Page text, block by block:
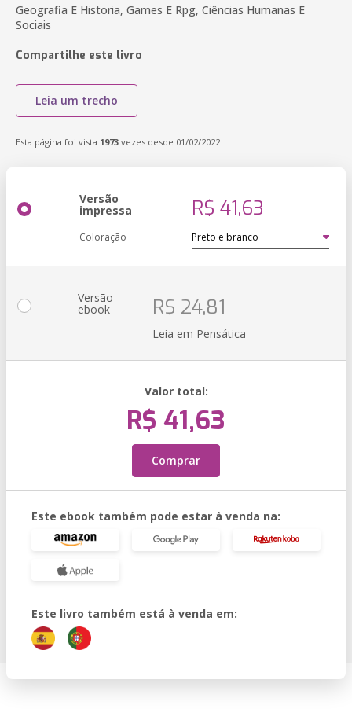
Geografia E Historia, Games E Rpg, Ciências Humanas E
Sociais
Compartilhe este livro
Leia um trecho
Esta página foi vista 1973 vezes desde 01/02/2022
Versão
impressa R$ 41,63
Coloração
Versão
ebook R$ 24,81
Leia em Pensática
Valor total:
R$ 41,63
Comprar
Este ebook também pode estar à venda na:
Este livro também está à venda em: